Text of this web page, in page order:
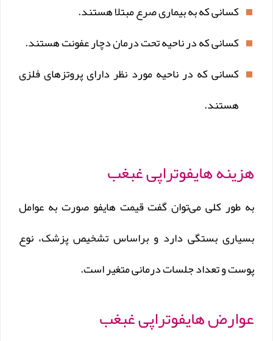
کسانی که به بیماری صرع مبتلا هستند.
کسانی که در ناحیه تحت درمان دچار عفونت هستند.
کسانی که در ناحیه مورد نظر دارای پروتز‌های فلزی
هستند.
هزینه هایفوتراپی غبغب
به طور کلی می‌توان گفت قیمت هایفو صورت به عوامل
بسیاری بستگی دارد و براساس تشخیص پزشک، نوع
پوست و تعداد جلسات درمانی متغیر است.
عوارض هایفوتراپی غبغب